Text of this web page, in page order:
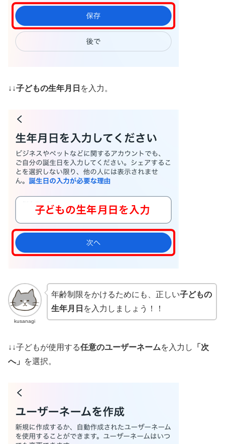
↓↓子どもの生年月日 を入力。
kusanagi
年齢制限をかけるためにも、正しい子どもの
生年月日 を入力しましょう！！
↓↓子どもが使用する任意のユーザーネームを入力し
「次
へ」
を選択。